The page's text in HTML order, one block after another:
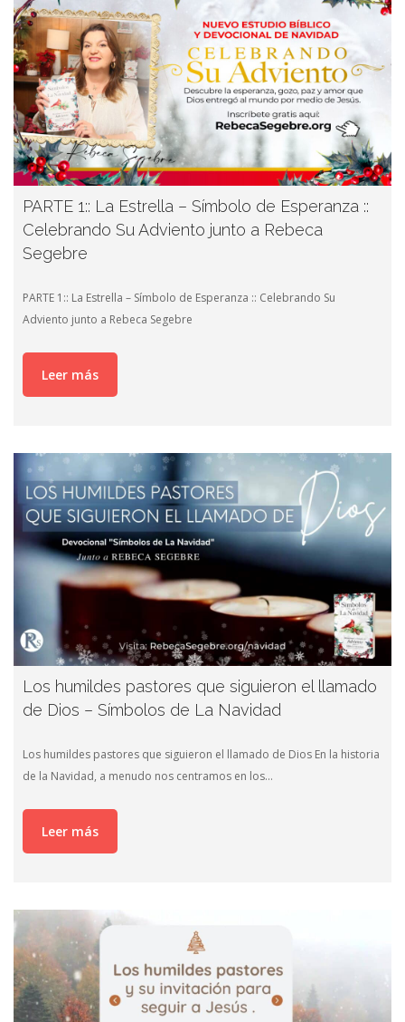
PARTE 1:: La Estrella – Símbolo de Esperanza ::
Celebrando Su Adviento junto a Rebeca
Segebre
PARTE 1:: La Estrella – Símbolo de Esperanza :: Celebrando Su
Adviento junto a Rebeca Segebre
Leer más
Los humildes pastores que siguieron el llamado
de Dios – Símbolos de La Navidad
Los humildes pastores que siguieron el llamado de Dios En la historia
de la Navidad, a menudo nos centramos en los…
Leer más